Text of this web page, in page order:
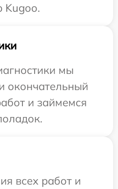
Kugoo.
мы
окончательный
и займемся
всех работ и